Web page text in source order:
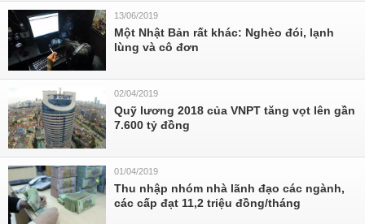
13/06/2019
Một Nhật Bản rất khác: Nghèo đói, lạnh
lùng và cô đơn
02/04/2019
Quỹ lương 2018 của VNPT tăng vọt lên gần
7.600 tỷ đồng
01/04/2019
Thu nhập nhóm nhà lãnh đạo các ngành,
các cấp đạt 11,2 triệu đồng/tháng